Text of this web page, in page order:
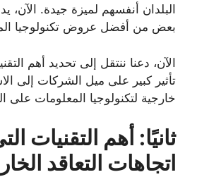
البلدان أنفسهم لميزة جيدة.
بعض من أفضل عروض تكنولوجيا
الآن، دعنا ننتقل إلى تحديد أهم
تأثير كبير على ميل الشركات إلى
خارجية لتكنولوجيا المعلومات على
ثانيًا: أهم التقنيات
اتجاهات التعاقد